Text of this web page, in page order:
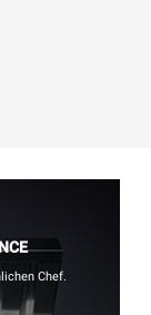
Chef.